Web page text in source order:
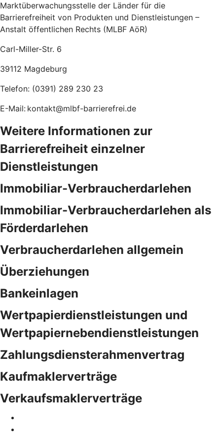
Marktüberwachungsstelle der Länder für die
Barrierefreiheit von Produkten und Dienstleistungen –
Anstalt öffentlichen Rechts (MLBF AöR)
Carl-Miller-Str. 6
39112 Magdeburg
Telefon: (0391) 289 230 23
E-Mail: kontakt@mlbf-barrierefrei.de
Weitere Informationen zur
Barrierefreiheit einzelner
Dienstleistungen
Immobiliar-Verbraucherdarlehen
Immobiliar-Verbraucherdarlehen als
Förderdarlehen
Verbraucherdarlehen allgemein
Überziehungen
Bankeinlagen
Wertpapierdienstleistungen und
Wertpapiernebendienstleistungen
Zahlungsdiensterahmenvertrag
Kaufmaklerverträge
Verkaufsmaklerverträge